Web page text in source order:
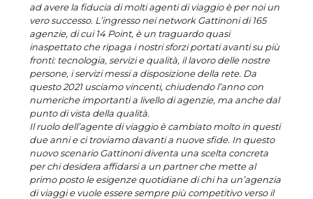
ad avere la fiducia di molti agenti di viaggio è per noi un
vero successo. L’ingresso nei network Gattinoni di 165
agenzie, di cui 14 Point, è un traguardo quasi
inaspettato che ripaga i nostri sforzi portati avanti su più
fronti: tecnologia, servizi e qualità, il lavoro delle nostre
persone, i servizi messi a disposizione della rete. Da
questo 2021 usciamo vincenti, chiudendo l’anno con
numeriche importanti a livello di agenzie, ma anche dal
punto di vista della qualità.
Il ruolo dell’agente di viaggio è cambiato molto in questi
due anni e ci troviamo davanti a nuove sfide. In questo
nuovo scenario Gattinoni diventa una scelta concreta
per chi desidera affidarsi a un partner che mette al
primo posto le esigenze quotidiane di chi ha un’agenzia
di viaggi e vuole essere sempre più competitivo verso il